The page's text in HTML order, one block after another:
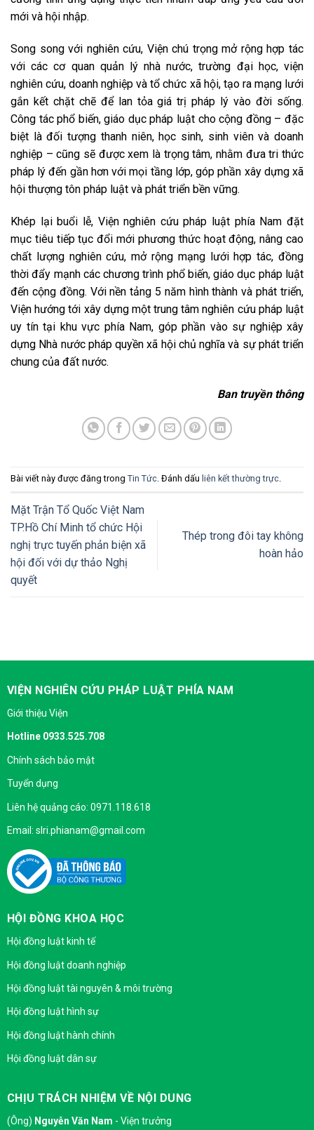
mới và hội nhập.
Song song với nghiên cứu, Viện chú trọng mở rộng hợp tác
với các cơ quan quản lý nhà nước, trường đại học, viện
nghiên cứu, doanh nghiệp và tổ chức xã hội, tạo ra mạng lưới
gắn kết chặt chẽ để lan tỏa giá trị pháp lý vào đời sống.
Công tác phổ biến, giáo dục pháp luật cho cộng đồng – đặc
biệt là đối tượng thanh niên, học sinh, sinh viên và doanh
nghiệp – cũng sẽ được xem là trọng tâm, nhằm đưa tri thức
pháp lý đến gần hơn với mọi tầng lớp, góp phần xây dựng xã
hội thượng tôn pháp luật và phát triển bền vững.
Khép lại buổi lễ, Viện nghiên cứu pháp luật phía Nam đặt
mục tiêu tiếp tục đổi mới phương thức hoạt động, nâng cao
chất lượng nghiên cứu, mở rộng mạng lưới hợp tác, đồng
thời đẩy mạnh các chương trình phổ biến, giáo dục pháp luật
đến cộng đồng. Với nền tảng 5 năm hình thành và phát triển,
Viện hướng tới xây dựng một trung tâm nghiên cứu pháp luật
uy tín tại khu vực phía Nam, góp phần vào sự nghiệp xây
dựng Nhà nước pháp quyền xã hội chủ nghĩa và sự phát triển
chung của đất nước.
Ban truyền thông
Bài viết này được đăng trong Tin Tức . Đánh dấu liên kết thường trực
Mặt Trận Tổ Quốc Việt Nam
TP.Hồ Chí Minh tổ chức Hội
nghị trực tuyến phản biện xã
hội đối với dự thảo Nghị
quyết
Thép trong đôi tay không
hoàn hảo
VIỆN NGHIÊN CỨU PHÁP LUẬT PHÍA NAM
Giới thiệu Viện
Hotline 0933.525.708
Chính sách bảo mật
Tuyển dụng
Liên hệ quảng cáo: 0971.118.618
Email: slri.phianam@gmail.com
HỘI ĐỒNG KHOA HỌC
Hội đồng luật kinh tế
Hội đồng luật doanh nghiệp
Hội đồng luật tài nguyên & môi trường
Hội đồng luật hình sự
Hội đồng luật hành chính
Hội đồng luật dân sự
CHỊU TRÁCH NHIỆM VỀ NỘI DUNG
(Ông) Nguyễn Văn Nam - Viện trưởng